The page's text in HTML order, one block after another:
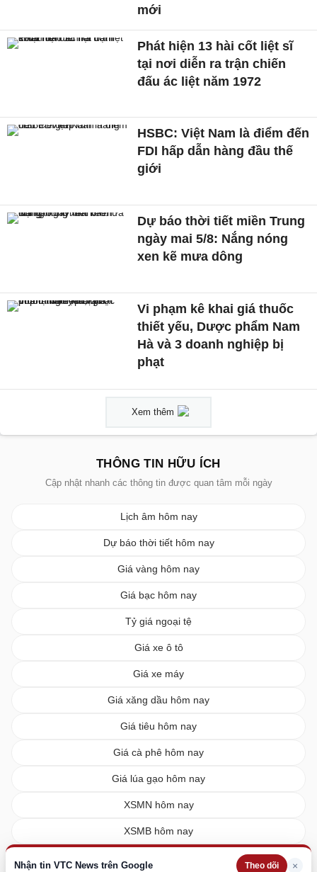
Nhận tin VTC News trên Google Theo dõi ×
mới
Phát hiện 13 hài cốt liệt sĩ
tại nơi diễn ra trận chiến
đấu ác liệt năm 1972
HSBC: Việt Nam là điểm đến
FDI hấp dẫn hàng đầu thế
giới
Dự báo thời tiết miền Trung
ngày mai 5/8: Nắng nóng
xen kẽ mưa dông
Vi phạm kê khai giá thuốc
thiết yếu, Dược phẩm Nam
Hà và 3 doanh nghiệp bị
phạt
Xem thêm
THÔNG TIN HỮU ÍCH
Cập nhật nhanh các thông tin được quan tâm mỗi ngày
Lịch âm hôm nay
Dự báo thời tiết hôm nay
Giá vàng hôm nay
Giá bạc hôm nay
Tỷ giá ngoại tệ
Giá xe ô tô
Giá xe máy
Giá xăng dầu hôm nay
Giá tiêu hôm nay
Giá cà phê hôm nay
Giá lúa gạo hôm nay
XSMN hôm nay
XSMB hôm nay